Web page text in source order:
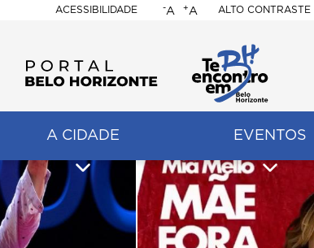
ACESSIBILIDADE
BELO
HORIZONTE
-A +A ALTO CONTRASTE
A CIDADE EVENTOS